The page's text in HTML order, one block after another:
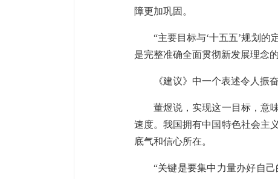
障更加巩固。
“主要目标与‘十五五’规划
是完整准确全面贯彻新发展理念
《建议》中一个表述令人振
董煜说，实现这一目标，意
速度。我国拥有中国特色社会主
底气和信心所在。
“关键是要集中力量办好自